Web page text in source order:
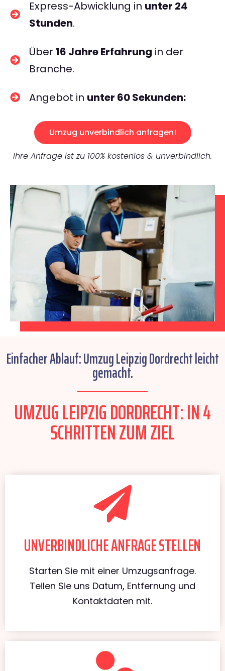
Express-Abwicklung in unter 24
Stunden.
Über 16 Jahre Erfahrung in der
Branche.
Angebot in unter 60 Sekunden:
Umzug unverbindlich anfragen!
Ihre Anfrage ist zu 100% kostenlos & unverbindlich.
Einfacher Ablauf: Umzug Leipzig Dordrecht leicht
gemacht.
UMZUG LEIPZIG DORDRECHT: IN 4
SCHRITTEN ZUM ZIEL
UNVERBINDLICHE ANFRAGE STELLEN
Starten Sie mit einer Umzugsanfrage.
Teilen Sie uns Datum, Entfernung und
Kontaktdaten mit.